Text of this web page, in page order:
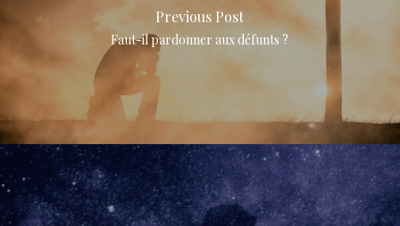
Previous Post
Faut-il pardonner aux défunts ?